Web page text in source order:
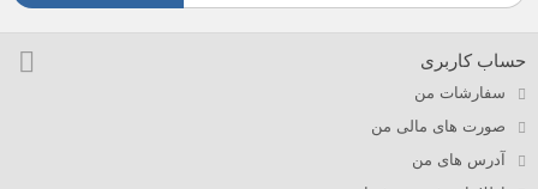
حساب کاربری
سفارشات من
صورت های مالی من
آدرس های من